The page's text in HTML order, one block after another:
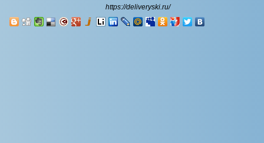
https://deliveryski.ru/